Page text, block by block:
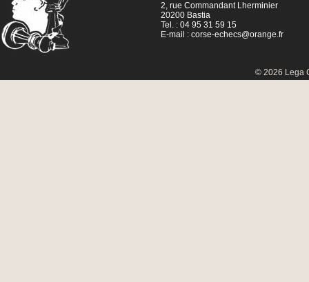
2, rue Commandant Lherminier
20200 Bastia
Tel. : 04 95 31 59 15
E-mail :corse-echecs@orange.fr
© 2026 Lega